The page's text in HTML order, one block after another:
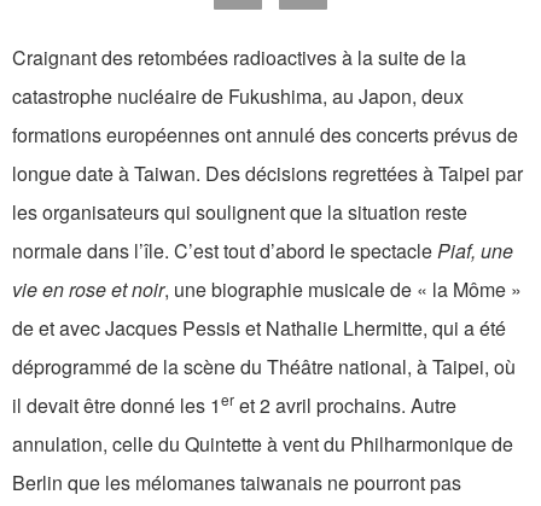
Craignant des retombées radioactives à la suite de la
catastrophe nucléaire de Fukushima, au Japon, deux
formations européennes ont annulé des concerts prévus de
longue date à Taiwan. Des décisions regrettées à Taipei par
les organisateurs qui soulignent que la situation reste
normale dans l’île. C’est tout d’abord le spectaclePiaf, une
vie en rose et noir, une biographie musicale de « la Môme »
de et avec Jacques Pessis et Nathalie Lhermitte, qui a été
déprogrammé de la scène du Théâtre national, à Taipei, où
il devait être donné les 1er et 2 avril prochains. Autre
annulation, celle du Quintette à vent du Philharmonique de
Berlin que les mélomanes taiwanais ne pourront pas